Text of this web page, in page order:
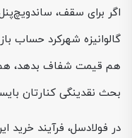
اگر برای سقف،
گالوانیزه شهرکرد حساب
هم قیمت شفاف بدهد، هم
بحث نقدینگی کنارتان
در فولادسل، فرآیند